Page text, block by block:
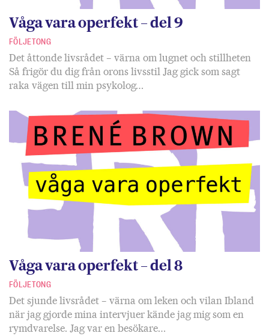
Våga vara operfekt – del 9
FÖLJETONG
Det åttonde livsrådet – värna om lugnet och stillheten
Så frigör du dig från orons livsstil Jag gick som sagt
raka vägen till min psykolog…
Våga vara operfekt – del 8
FÖLJETONG
Det sjunde livsrådet – värna om leken och vilan Ibland
när jag gjorde mina intervjuer kände jag mig som en
rymdvarelse. Jag var en besökare…